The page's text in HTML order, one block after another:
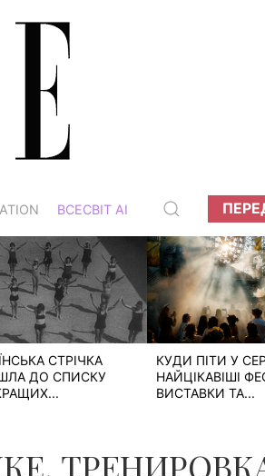
ВСЕСВІТ АІ
СТРІЧКА
ДО СПИСКУ
КУДИ ПІТИ У
НАЙЦІКАВІШІ
ВИСТАВКИ ТА...